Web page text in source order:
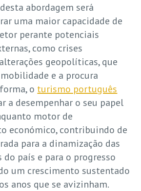
abordagem será
uma maior capacidade de
perante potenciais
como crises
geopolíticas, que
e a procura
o turismo português
a desempenhar o seu papel
motor de
económico, contribuindo de
para a dinamização das
do país e para o progresso
um crescimento sustentado
anos que se avizinham.